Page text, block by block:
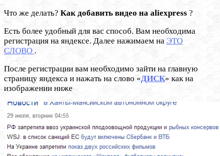
Что же делать? Как добавить видео на aliexpress ?
Есть более удобный для вас способ. Вам необходима
регистрация на яндексе. Далее нажимаем на ЭТО
СЛОВО .
После регистрации вам необходимо зайти на главную
страницу яндекса и нажать на слово «ДИСК» как на
изображении ниже